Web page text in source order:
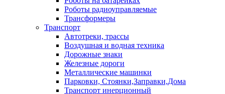
Роботы радиоуправляемые
Трансформеры
Транспорт
Автотреки, трассы
Воздушная и водная техника
Дорожные знаки
Железные дороги
Металлические машинки
Парковки, Стоянки,Заправки,Дома
Транспорт инерционный